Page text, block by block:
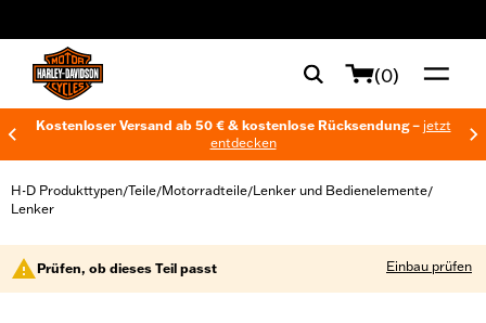
(0)
Kostenloser Versand ab 50 € & kostenlose Rücksendung – jetzt
entdecken
H-D Produkttypen/Teile/Motorradteile/Lenker und Bedienelemente/
Lenker
Prüfen, ob dieses Teil passt Einbau prüfen